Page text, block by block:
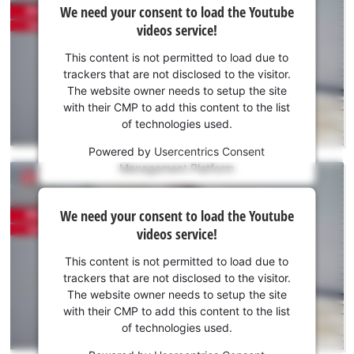
need
your
content
not
permitted
to
We need your consent to load the Youtube
videos service!
This content is not permitted to load due to
trackers that are not disclosed to the visitor.
The website owner needs to setup the site
with their CMP to add this content to the list
of technologies used.
Powered by Usercentrics Consent
Management Platform
We
need
your
We need your consent to load the Youtube
videos service!
This content is not permitted to load due to
trackers that are not disclosed to the visitor.
The website owner needs to setup the site
with their CMP to add this content to the list
of technologies used.